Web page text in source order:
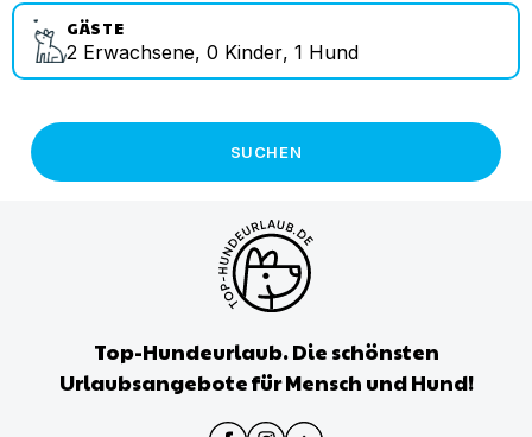
GÄSTE
2 Erwachsene, 0 Kinder, 1 Hund
SUCHEN
Top-Hundeurlaub. Die schönsten
Urlaubsangebote für Mensch und Hund!